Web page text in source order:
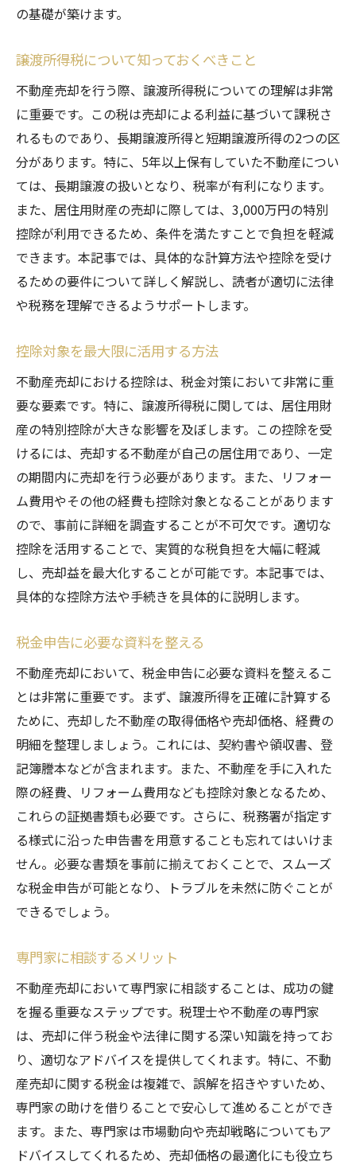
の基礎が築けます。
譲渡所得税について知っておくべきこと
不動産売却を行う際、譲渡所得税についての理解は非常
に重要です。この税は売却による利益に基づいて課税さ
れるものであり、長期譲渡所得と短期譲渡所得の2つの区
分があります。特に、5年以上保有していた不動産につい
ては、長期譲渡の扱いとなり、税率が有利になります。
また、居住用財産の売却に際しては、3,000万円の特別
控除が利用できるため、条件を満たすことで負担を軽減
できます。本記事では、具体的な計算方法や控除を受け
るための要件について詳しく解説し、読者が適切に法律
や税務を理解できるようサポートします。
控除対象を最大限に活用する方法
不動産売却における控除は、税金対策において非常に重
要な要素です。特に、譲渡所得税に関しては、居住用財
産の特別控除が大きな影響を及ぼします。この控除を受
けるには、売却する不動産が自己の居住用であり、一定
の期間内に売却を行う必要があります。また、リフォー
ム費用やその他の経費も控除対象となることがあります
ので、事前に詳細を調査することが不可欠です。適切な
控除を活用することで、実質的な税負担を大幅に軽減
し、売却益を最大化することが可能です。本記事では、
具体的な控除方法や手続きを具体的に説明します。
税金申告に必要な資料を整える
不動産売却において、税金申告に必要な資料を整えるこ
とは非常に重要です。まず、譲渡所得を正確に計算する
ために、売却した不動産の取得価格や売却価格、経費の
明細を整理しましょう。これには、契約書や領収書、登
記簿謄本などが含まれます。また、不動産を手に入れた
際の経費、リフォーム費用なども控除対象となるため、
これらの証拠書類も必要です。さらに、税務署が指定す
る様式に沿った申告書を用意することも忘れてはいけま
せん。必要な書類を事前に揃えておくことで、スムーズ
な税金申告が可能となり、トラブルを未然に防ぐことが
できるでしょう。
専門家に相談するメリット
不動産売却において専門家に相談することは、成功の鍵
を握る重要なステップです。税理士や不動産の専門家
は、売却に伴う税金や法律に関する深い知識を持ってお
り、適切なアドバイスを提供してくれます。特に、不動
産売却に関する税金は複雑で、誤解を招きやすいため、
専門家の助けを借りることで安心して進めることができ
ます。また、専門家は市場動向や売却戦略についてもア
ドバイスしてくれるため、売却価格の最適化にも役立ち